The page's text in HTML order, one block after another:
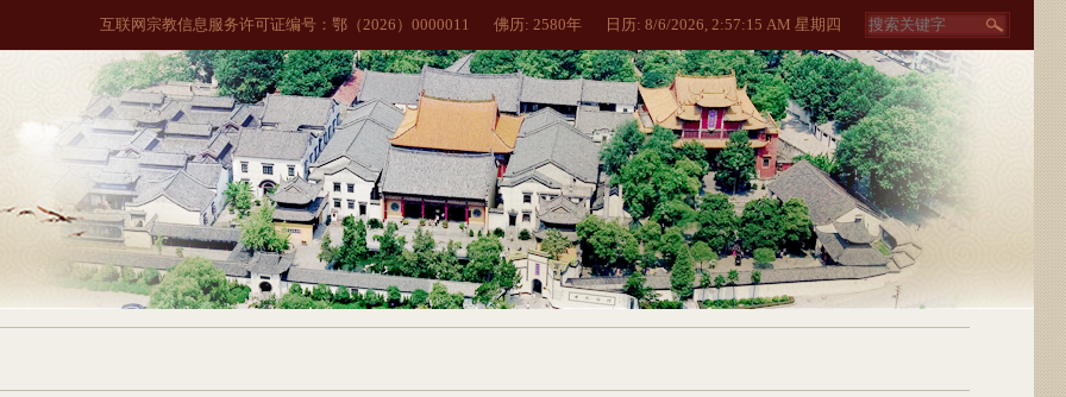
互联网宗教信息服务许可证编号：鄂（2026）0000011 佛历: 2580年 日历: 8/6/2026, 2:57:15 AM 星期四